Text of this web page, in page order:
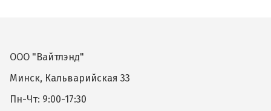
ООО "Вайтлэнд"
Минск, Кальварийская 33
Пн-Чт: 9:00-17:30